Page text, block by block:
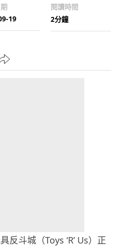
19
閱讀時間
2分鐘
反斗城（Toys ‘R’ Us）正